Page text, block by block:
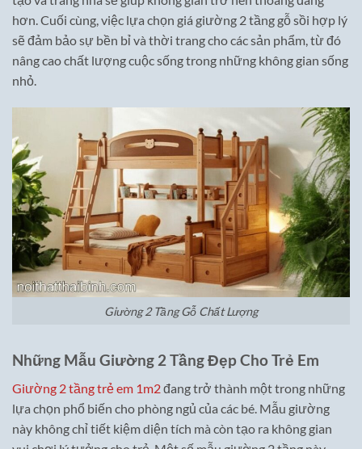
hơn. Cuối cùng, việc lựa chọn giá giường 2 tầng gỗ sồi hợp lý
sẽ đảm bảo sự bền bỉ và thời trang cho các sản phẩm, từ đó
nâng cao chất lượng cuộc sống trong những không gian sống
nhỏ.
Giường 2 Tầng Gỗ Chất Lượng
Những Mẫu Giường 2 Tầng Đẹp Cho Trẻ Em
Giường 2 tầng trẻ em 1m2đang trở thành một trong những
lựa chọn phổ biến cho phòng ngủ của các bé. Mẫu giường
này không chỉ tiết kiệm diện tích mà còn tạo ra không gian